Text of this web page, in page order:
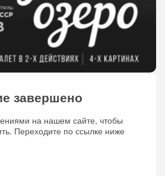
завершено
на нашем сайте, чтобы
Переходите по ссылке ниже